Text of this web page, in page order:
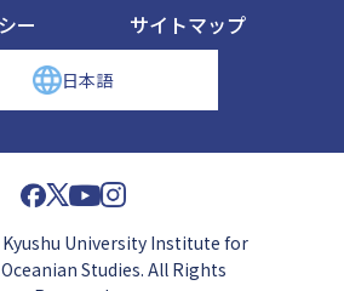
ー
サイトマップ
日本語
University Institute for
Studies. All Rights